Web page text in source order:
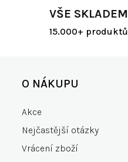
VŠE SKLADEM
15.000+ produktů
O NÁKUPU
Akce
Nejčastější otázky
Vrácení zboží